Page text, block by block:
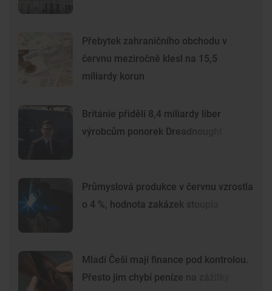
Přebytek zahraničního obchodu v
červnu meziročně klesl na 15,5
miliardy korun
Británie přidělí 8,4 miliardy liber
výrobcům ponorek Dreadnought
Průmyslová produkce v červnu vzrostla
o 4 %, hodnota zakázek stoupla
Mladí Češi mají finance pod kontrolou.
Přesto jim chybí peníze na zážitky